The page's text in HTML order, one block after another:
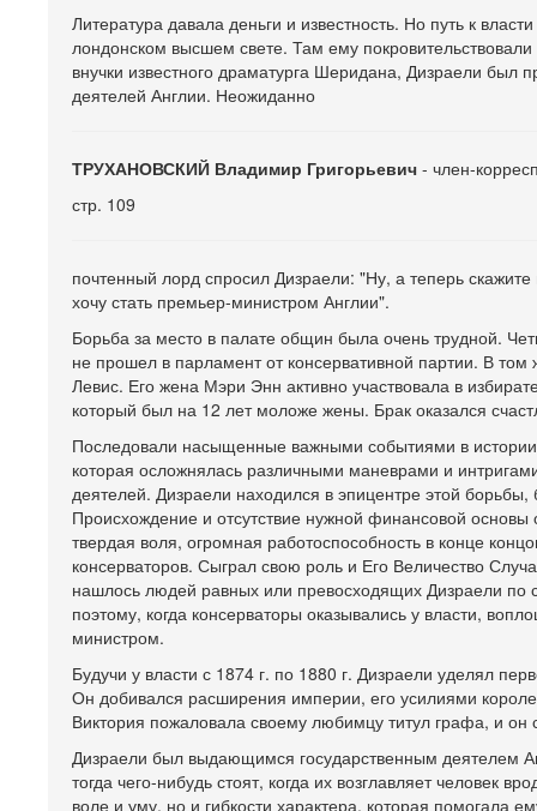
Литература давала деньги и известность. Но путь к
лондонском высшем свете. Там ему
внучки известного драматурга Шеридана, Дизраели был
деятелей Англии. Неожиданно
ТРУХАНОВСКИЙ Владимир Григорьевич - член-
стр. 109
почтенный лорд спросил Дизраели: "Ну, а теперь
хочу стать премьер-министром Англии".
Борьба за место в палате общин была очень трудной.
не прошел в парламент от консервативной партии. В
Левис. Его жена Мэри Энн активно участвовала в
который был на 12 лет моложе жены. Брак оказался
Последовали насыщенные важными событиями в
которая осложнялась различными маневрами и
деятелей. Дизраели находился в эпицентре этой
Происхождение и отсутствие нужной финансовой
твердая воля, огромная работоспособность в конце
консерваторов. Сыграл свою роль и Его Величество
нашлось людей равных или превосходящих Дизраели по
поэтому, когда консерваторы оказывались у власти,
министром.
Будучи у власти с 1874 г. по 1880 г. Дизраели уделял
Он добивался расширения империи, его усилиями
Виктория пожаловала своему любимцу титул графа, и
Дизраели был выдающимся государственным деятелем
тогда чего-нибудь стоят, когда их возглавляет человек
воле и уму, но и гибкости характера, которая